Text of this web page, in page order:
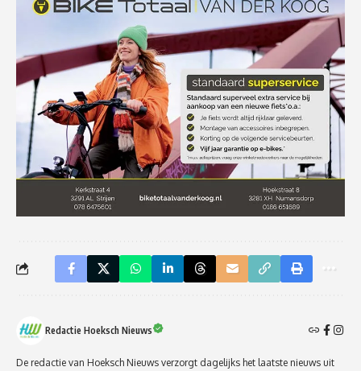
Redactie Hoeksch Nieuws
De redactie van Hoeksch Nieuws verzorgt dagelijks het laatste nieuws uit